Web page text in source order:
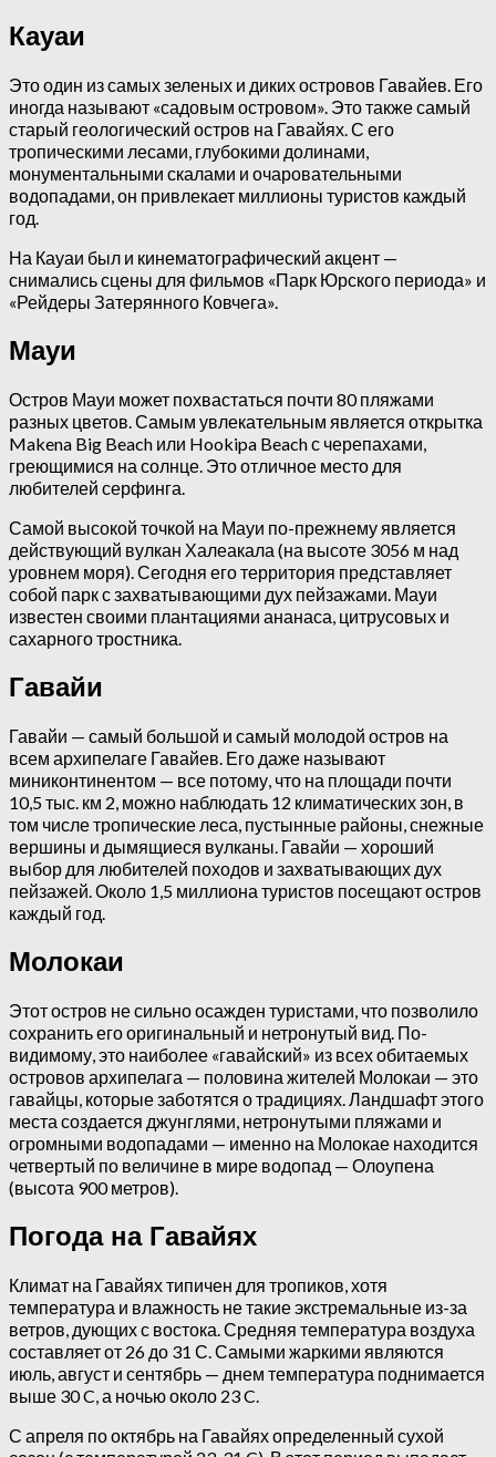
Кауаи
Это один из самых зеленых и диких островов Гавайев. Его
иногда называют «садовым островом». Это также самый
старый геологический остров на Гавайях. С его
тропическими лесами, глубокими долинами,
монументальными скалами и очаровательными
водопадами, он привлекает миллионы туристов каждый
год.
На Кауаи был и кинематографический акцент —
снимались сцены для фильмов «Парк Юрского периода» и
«Рейдеры Затерянного Ковчега».
Мауи
Остров Мауи может похвастаться почти 80 пляжами
разных цветов. Самым увлекательным является открытка
Makena Big Beach или Hookipa Beach с черепахами,
греющимися на солнце. Это отличное место для
любителей серфинга.
Самой высокой точкой на Мауи по-прежнему является
действующий вулкан Халеакала (на высоте 3056 м над
уровнем моря). Сегодня его территория представляет
собой парк с захватывающими дух пейзажами. Мауи
известен своими плантациями ананаса, цитрусовых и
сахарного тростника.
Гавайи
Гавайи — самый большой и самый молодой остров на
всем архипелаге Гавайев. Его даже называют
миниконтинентом — все потому, что на площади почти
10,5 тыс. км 2, можно наблюдать 12 климатических зон, в
том числе тропические леса, пустынные районы, снежные
вершины и дымящиеся вулканы. Гавайи — хороший
выбор для любителей походов и захватывающих дух
пейзажей. Около 1,5 миллиона туристов посещают остров
каждый год.
Молокаи
Этот остров не сильно осажден туристами, что позволило
сохранить его оригинальный и нетронутый вид. По-
видимому, это наиболее «гавайский» из всех обитаемых
островов архипелага — половина жителей Молокаи — это
гавайцы, которые заботятся о традициях. Ландшафт этого
места создается джунглями, нетронутыми пляжами и
огромными водопадами — именно на Молокае находится
четвертый по величине в мире водопад — Олоупена
(высота 900 метров).
Погода на Гавайях
Климат на Гавайях типичен для тропиков, хотя
температура и влажность не такие экстремальные из-за
ветров, дующих с востока. Средняя температура воздуха
составляет от 26 до 31 С. Самыми жаркими являются
июль, август и сентябрь — днем температура поднимается
выше 30 C, а ночью около 23 C.
С апреля по октябрь на Гавайях определенный сухой